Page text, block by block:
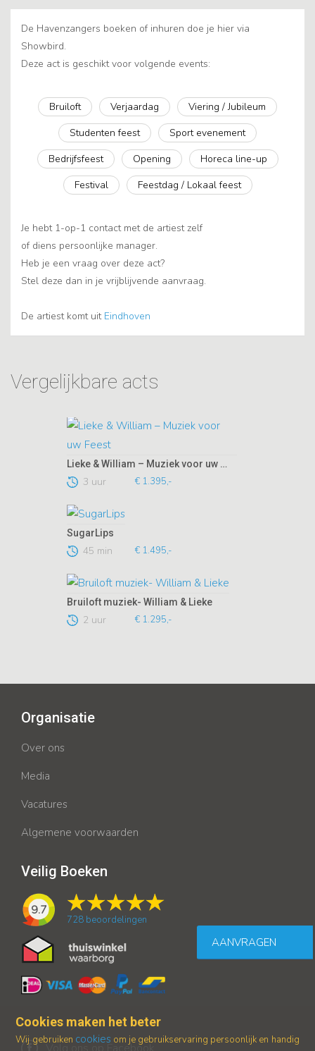
De Havenzangers boeken of inhuren doe je hier via
Showbird.
Deze act is geschikt voor volgende events:
Bruiloft Verjaardag
Viering / Jubileum
Studenten feest
Sport evenement
Bedrijfsfeest
Opening
Horeca line-up
Festival
Feestdag / Lokaal feest
Je hebt 1-op-1 contact met de artiest zelf
of diens persoonlijke manager.
Heb je een vraag over deze act?
Stel deze dan in je vrijblijvende aanvraag.
De artiest komt uit Eindhoven
Vergelijkbare acts
Lieke & William – Muziek voor uw Feest
3 uur € 1.395,-
SugarLips
45 min € 1.495,-
Bruiloft muziek- William & Lieke
2 uur € 1.295,-
AANVRAGEN
Organisatie
Over ons
Media
Vacatures
Algemene voorwaarden
Veilig Boeken
9.7
728 beoordelingen
Cookies maken het beter
Wij gebruiken cookies om je gebruikservaring persoonlijk en handig